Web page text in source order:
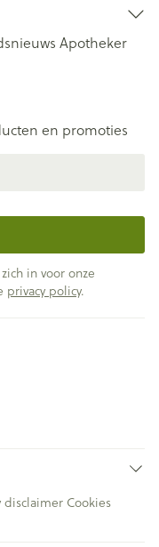
Apotheker
en promoties
in voor onze
privacy policy.
disclaimer Cookies